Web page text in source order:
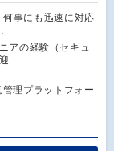
事にも迅速に対応
アの経験（セキュ
…
理プラットフォー